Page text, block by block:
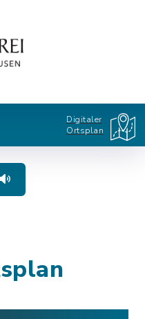
Digitaler
Ortsplan